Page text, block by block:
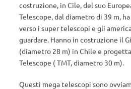
costruzione, in Cile, del suo
Telescope, dal diametro di 39 m,
verso i super telescopi e gli
guardare. Hanno in costruzione il
(diametro 28 m) in Chile e
Telescope ( TMT, diametro 30 m).
Questi mega telescopi sono